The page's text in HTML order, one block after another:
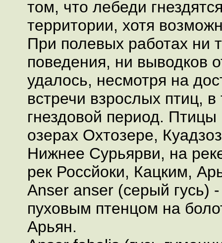
том, что лебеди
территории, хотя
При полевых работах ни
поведения, ни выводков
удалось, несмотря на
встречи взрослых птиц,
гнездовой период.
озерах Охтозере,
Нижнее Сурьярви, на
рек Россйоки, Кацким,
Anser anser (серый гусь)
пуховым птенцом на
Арьян.